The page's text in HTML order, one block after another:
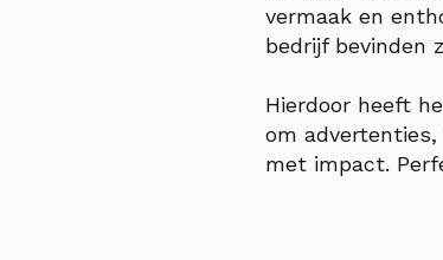
vermaak en
bedrijf bevinden
Hierdoor heeft
om
met impact.